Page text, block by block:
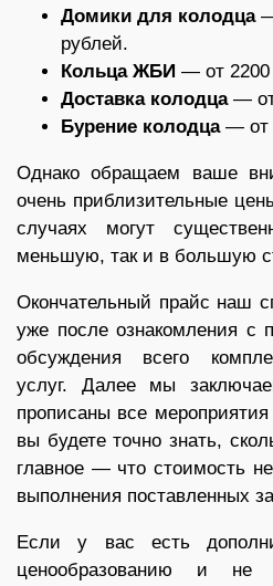
Домики для колодца—
рублей.
Кольца ЖБИ — от 2200
Доставка колодца— от
Бурение колодца— от
Однако обращаем ваше
очень приблизительные
случаях могут
меньшую, так и в большую
Окончательный прайс наш
уже после ознакомления с
обсуждения всего
услуг. Далее мы
прописаны все
вы будете точно знать,
главное — что стоимость
выполнения поставленных
Если у вас есть
ценообразованию и не